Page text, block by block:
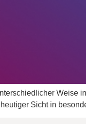
Weise
Sicht in